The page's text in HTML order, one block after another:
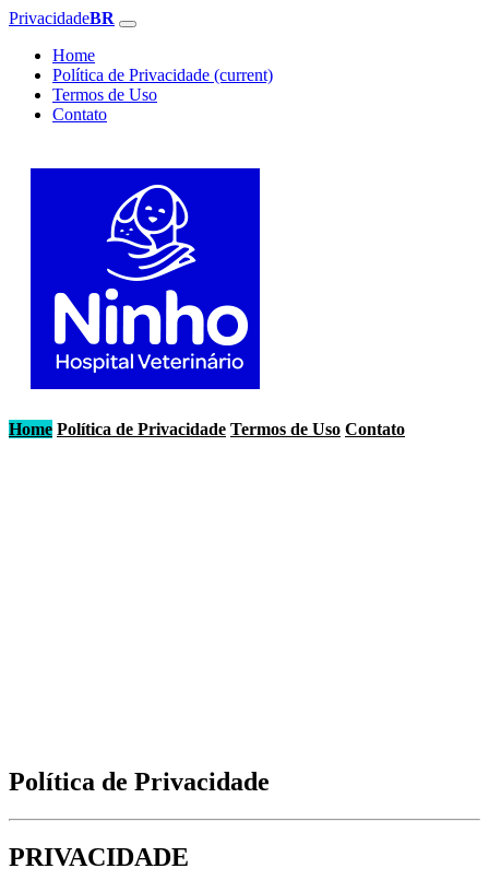
PrivacidadeBR
Home
Política de Privacidade (current)
Termos de Uso
Contato
Home Política de Privacidade Termos de Uso Contato
Política de Privacidade
PRIVACIDADE